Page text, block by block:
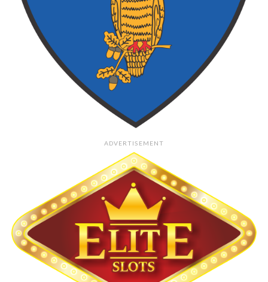
ADVERTISEMENT